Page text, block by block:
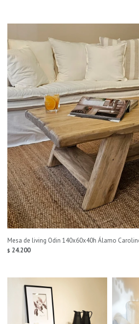
Mesa de living Odin 140x60x40h Álamo
$ 24.200